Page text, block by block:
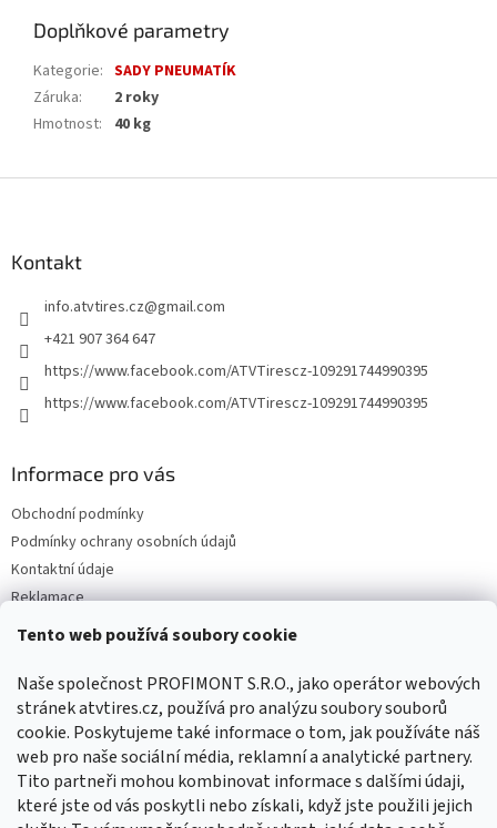
Tento web používá soubory cookie
Naše společnost PROFIMONT S.R.O., jako operátor webových
stránek atvtires.cz, používá pro analýzu soubory souborů
cookie. Poskytujeme také informace o tom, jak používáte náš
web pro naše sociální média, reklamní a analytické partnery.
Tito partneři mohou kombinovat informace s dalšími údaji,
které jste od vás poskytli nebo získali, když jste použili jejich
Doplňkové parametry
Kategorie: SADY PNEUMATÍK
Záruka:
2 roky
Hmotnost: 40 kg
Kontakt
info.atvtires.cz@gmail.com
+421 907 364 647
https://www.facebook.com/ATVTirescz-109291744990395
https://www.facebook.com/ATVTirescz-109291744990395
Informace pro vás
Obchodní podmínky
Podmínky ochrany osobních údajů
Kontaktní údaje
Reklamace
Facebook